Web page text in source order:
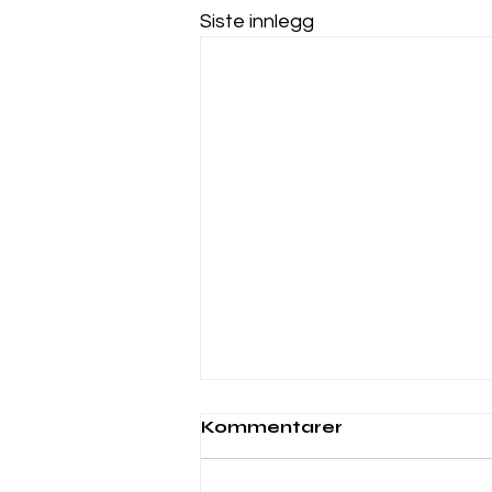
Siste innlegg
Webinar 6. november
Kommentarer